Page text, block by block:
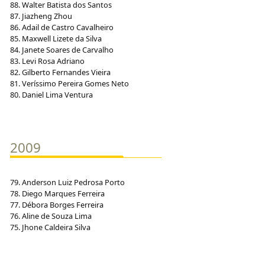
88. Walter Batista dos Santos
87. Jiazheng Zhou
86. Adail de Castro Cavalheiro
85. Maxwell Lizete da Silva
84. Janete Soares de Carvalho
83. Levi Rosa Adriano
82. Gilberto Fernandes Vieira
81. Veríssimo Pereira Gomes Neto
80. Daniel Lima Ventura
2009
79. Anderson Luiz Pedrosa Porto
78. Diego Marques Ferreira
77. Débora Borges Ferreira
76. Aline de Souza Lima
75. Jhone Caldeira Silva